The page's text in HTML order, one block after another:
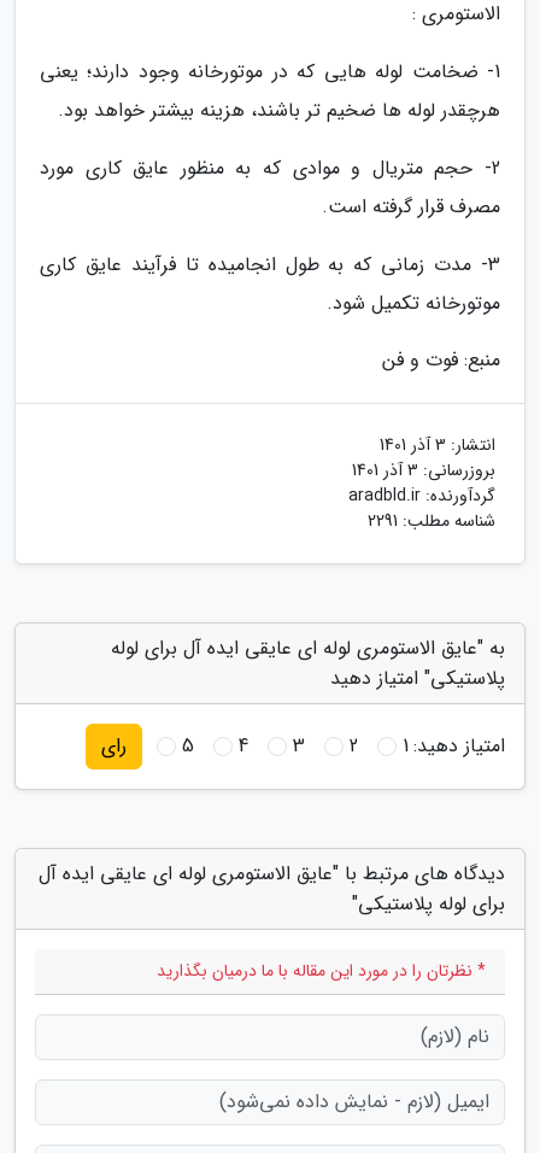
الاستومری :
1- ضخامت لوله هایی که در موتورخانه وجود دارند؛ یعنی
هرچقدر لوله ها ضخیم تر باشند، هزینه بیشتر خواهد بود.
2- حجم متریال و موادی که به منظور عایق کاری مورد
مصرف قرار گرفته است.
3- مدت زمانی که به طول انجامیده تا فرآیند عایق کاری
موتورخانه تکمیل شود.
منبع: فوت و فن
انتشار: 3 آذر 1401
بروزرسانی: 3 آذر 1401
گردآورنده: aradbld.ir
شناسه مطلب: 2291
به "عایق الاستومری لوله ای عایقی ایده آل برای لوله
پلاستیکی" امتیاز دهید
امتیاز دهید:1
2
3
4
5 رای
دیدگاه های مرتبط با "عایق الاستومری لوله ای عایقی ایده آل
برای لوله پلاستیکی"
* نظرتان را در مورد این مقاله با ما درمیان بگذارید